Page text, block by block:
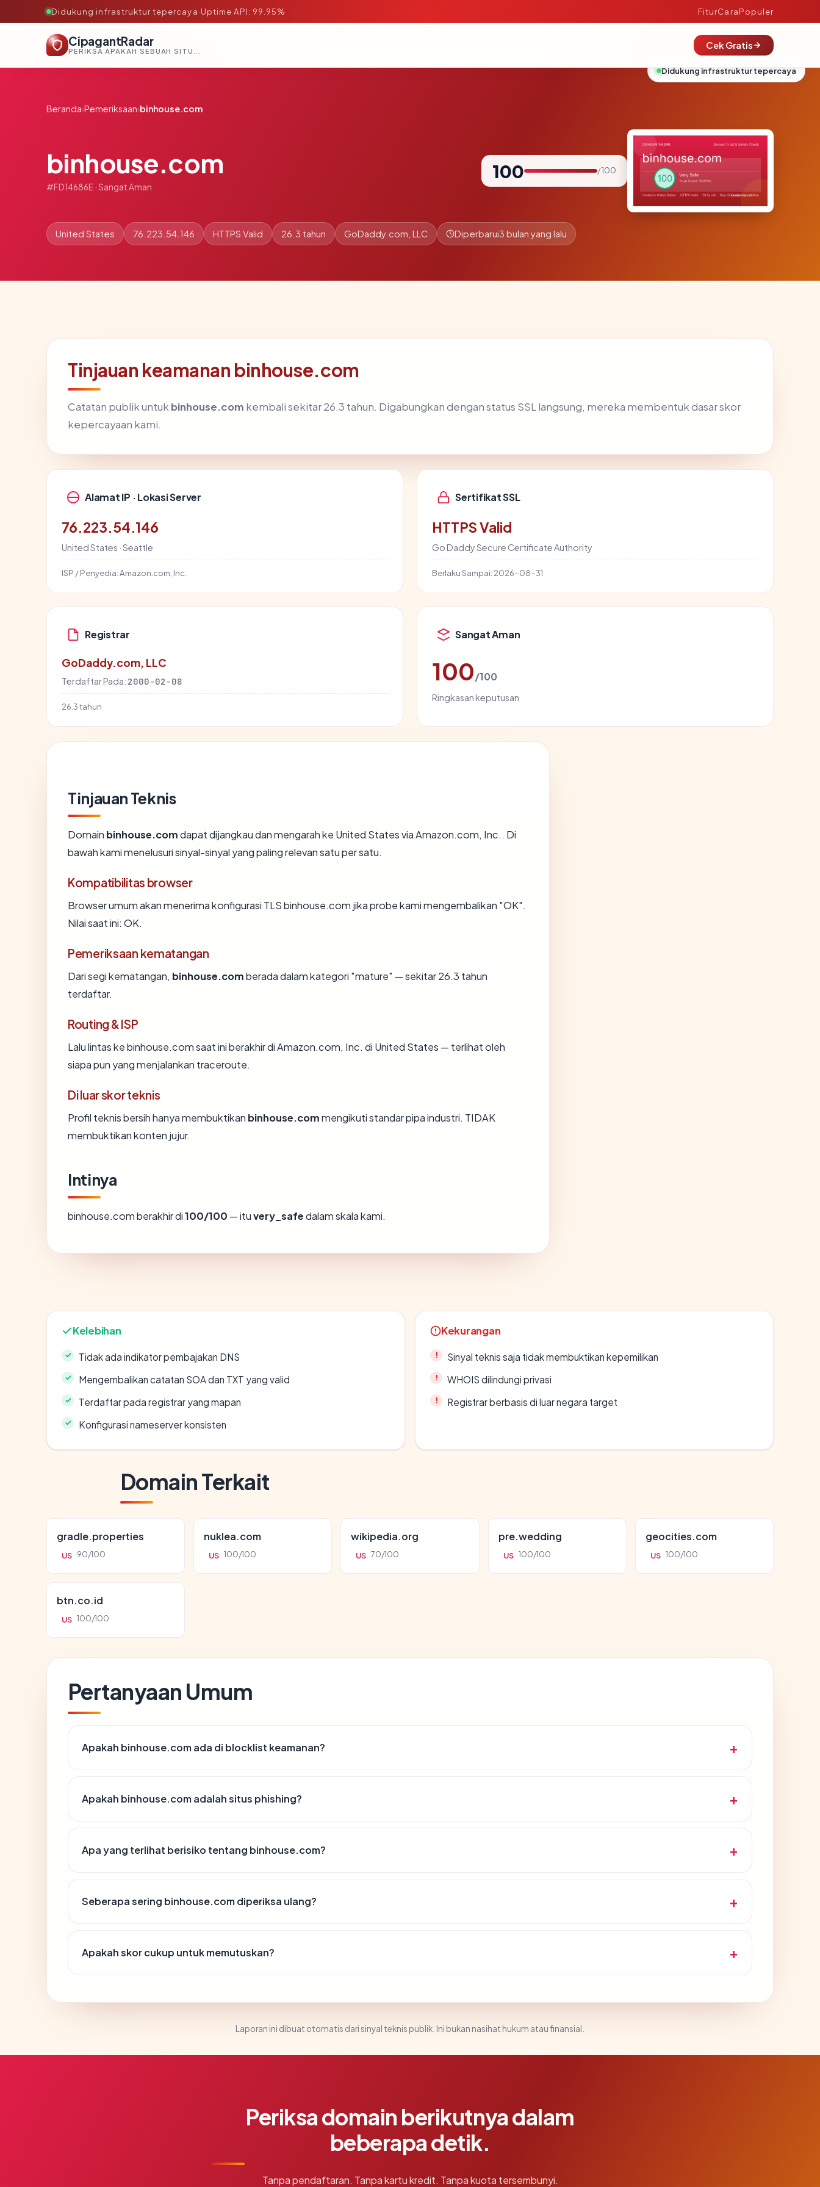
Didukung infrastruktur tepercaya·Uptime API: 99.95% FiturCaraPopuler
CipagantRadar
PERIKSA APAKAH SEBUAH SITUS AMAN, TEPERCAYA, DAN TERVERIFIKASI DALAM HITUNGAN DETIK.
Cek Gratis
Beranda›Pemeriksaan›binhouse.com
binhouse.com
#FD14686E · Sangat Aman
100 / 100
United States 76.223.54.146 HTTPS Valid 26.3 tahun GoDaddy.com, LLC Diperbarui3 bulan yang lalu
Tinjauan keamanan binhouse.com
Catatan publik untuk binhouse.com kembali sekitar 26.3 tahun. Digabungkan dengan status SSL langsung, mereka membentuk dasar skor
kepercayaan kami.
Alamat IP · Lokasi Server
76.223.54.146
United States · Seattle
ISP / Penyedia:Amazon.com, Inc.
Sertifikat SSL
HTTPS Valid
Go Daddy Secure Certificate Authority
Berlaku Sampai: 2026-08-31
Registrar
GoDaddy.com, LLC
Terdaftar Pada: 2000-02-08
26.3 tahun
Sangat Aman
100/100
Ringkasan keputusan
Tinjauan Teknis
Domain binhouse.comdapat dijangkau dan mengarah ke United States via Amazon.com, Inc.. Di
bawah kami menelusuri sinyal-sinyal yang paling relevan satu per satu.
Kompatibilitas browser
Browser umum akan menerima konfigurasi TLS binhouse.com jika probe kami mengembalikan "OK".
Nilai saat ini: OK.
Pemeriksaan kematangan
Dari segi kematangan, binhouse.comberada dalam kategori "mature" — sekitar 26.3 tahun
terdaftar.
Routing & ISP
Lalu lintas ke binhouse.com saat ini berakhir di Amazon.com, Inc. di United States — terlihat oleh
siapa pun yang menjalankan traceroute.
Di luar skor teknis
Profil teknis bersih hanya membuktikan binhouse.commengikuti standar pipa industri. TIDAK
membuktikan konten jujur.
Intinya
binhouse.com berakhir di100/100 — ituvery_safedalam skala kami.
Kelebihan
Tidak ada indikator pembajakan DNS
Mengembalikan catatan SOA dan TXT yang valid
Terdaftar pada registrar yang mapan
Konfigurasi nameserver konsisten
Kekurangan
Sinyal teknis saja tidak membuktikan kepemilikan
WHOIS dilindungi privasi
Registrar berbasis di luar negara target
Domain Terkait
gradle.properties
US 90/100
nuklea.com
US 100/100
wikipedia.org
US 70/100
pre.wedding
US 100/100
geocities.com
US 100/100
btn.co.id
US 100/100
Pertanyaan Umum
Apakah binhouse.com ada di blocklist keamanan?
Apakah binhouse.com adalah situs phishing?
Apa yang terlihat berisiko tentang binhouse.com?
Seberapa sering binhouse.com diperiksa ulang?
Apakah skor cukup untuk memutuskan?
Laporan ini dibuat otomatis dari sinyal teknis publik. Ini bukan nasihat hukum atau finansial.
Periksa domain berikutnya dalam
beberapa detik.
Tanpa pendaftaran. Tanpa kartu kredit. Tanpa kuota tersembunyi.
Didukung infrastruktur tepercaya